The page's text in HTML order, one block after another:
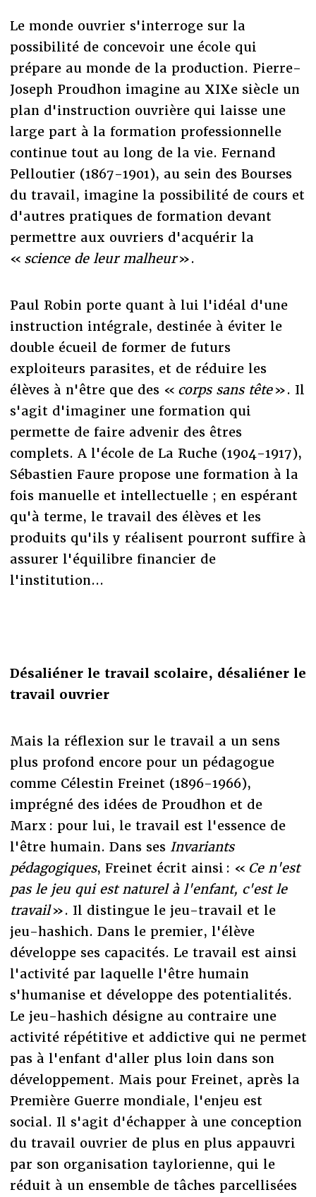
Le monde ouvrier s'interroge sur la
possibilité de concevoir une école qui
prépare au monde de la production. Pierre-
Joseph Proudhon imagine au XIXe siècle un
plan d'instruction ouvrière qui laisse une
large part à la formation professionnelle
continue tout au long de la vie. Fernand
Pelloutier (1867-1901), au sein des Bourses
du travail, imagine la possibilité de cours et
d'autres pratiques de formation devant
permettre aux ouvriers d'acquérir la
« science de leur malheur».
Paul Robin porte quant à lui l'idéal d'une
instruction intégrale, destinée à éviter le
double écueil de former de futurs
exploiteurs parasites, et de réduire les
élèves à n'être que des « corps sans tête». Il
s'agit d'imaginer une formation qui
permette de faire advenir des êtres
complets. A l'école de La Ruche (1904-1917),
Sébastien Faure propose une formation à la
fois manuelle et intellectuelle ; en espérant
qu'à terme, le travail des élèves et les
produits qu'ils y réalisent pourront suffire à
assurer l'équilibre financier de
l'institution...
Désaliéner le travail scolaire, désaliéner le
travail ouvrier
Mais la réflexion sur le travail a un sens
plus profond encore pour un pédagogue
comme Célestin Freinet (1896-1966),
imprégné des idées de Proudhon et de
Marx : pour lui, le travail est l'essence de
l'être humain. Dans ses Invariants
pédagogiques, Freinet écrit ainsi : « Ce n'est
pas le jeu qui est naturel à l'enfant, c'est le
travail». Il distingue le jeu-travail et le
jeu-hashich. Dans le premier, l'élève
développe ses capacités. Le travail est ainsi
l'activité par laquelle l'être humain
s'humanise et développe des potentialités.
Le jeu-hashich désigne au contraire une
activité répétitive et addictive qui ne permet
pas à l'enfant d'aller plus loin dans son
développement. Mais pour Freinet, après la
Première Guerre mondiale, l'enjeu est
social. Il s'agit d'échapper à une conception
du travail ouvrier de plus en plus appauvri
par son organisation taylorienne, qui le
réduit à un ensemble de tâches parcellisées